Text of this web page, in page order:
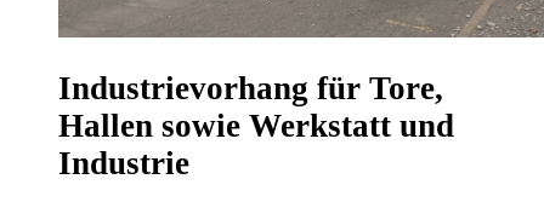
Industrievorhang für Tore,
Hallen sowie Werkstatt und
Industrie